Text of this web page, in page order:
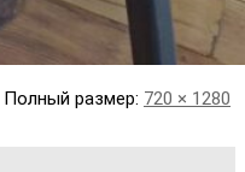
Полный размер: 720 × 1280